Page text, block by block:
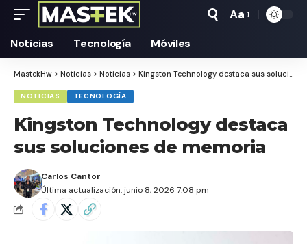
Tamaño
Aa
Noticias Tecnología Móviles
MastekHw > Noticias > Noticias > Kingston Technology destaca sus soluciones de memoria
NOTICIAS TECNOLOGÍA
Kingston Technology destaca
sus soluciones de memoria
Última actualización: junio 8, 2026 7:08 pm
Carlos Cantor